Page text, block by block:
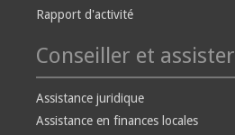
Rapport d'activité
Conseiller et assister
Assistance juridique
Assistance en finances locales